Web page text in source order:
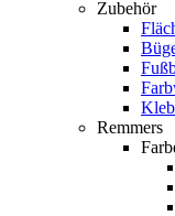
Zubehör
Remmers